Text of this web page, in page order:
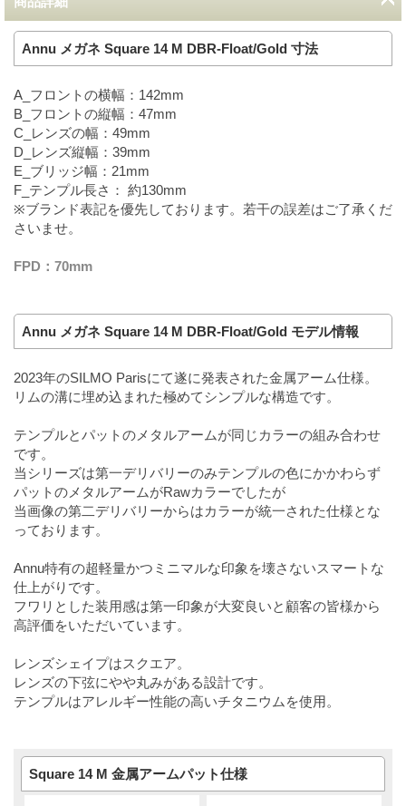
Annu メガネ Square 14 M DBR-Float/Gold 寸法
A_フロントの横幅：142mm
B_フロントの縦幅：47mm
C_レンズの幅：49mm
D_レンズ縦幅：39mm
E_ブリッジ幅：21mm
F_テンプル長さ： 約130mm
※ブランド表記を優先しております。若干の誤差はご了承くだ
さいませ。
FPD：70mm
Annu メガネ Square 14 M DBR-Float/Gold モデル情報
2023年のSILMO Parisにて遂に発表された金属アーム仕様。
リムの溝に埋め込まれた極めてシンプルな構造です。
テンプルとパットのメタルアームが同じカラーの組み合わせ
です。
当シリーズは第一デリバリーのみテンプルの色にかかわらず
パットのメタルアームがRawカラーでしたが
当画像の第二デリバリーからはカラーが統一された仕様とな
っております。
Annu特有の超軽量かつミニマルな印象を壊さないスマートな
仕上がりです。
フワリとした装用感は第一印象が大変良いと顧客の皆様から
高評価をいただいています。
レンズシェイプはスクエア。
レンズの下弦にやや丸みがある設計です。
テンプルはアレルギー性能の高いチタニウムを使用。
Square 14 M 金属アームパット仕様